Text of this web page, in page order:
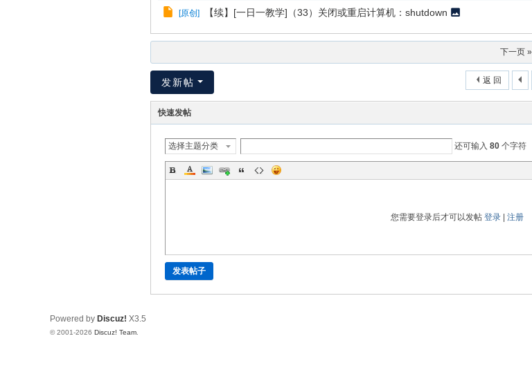
[原创 ] 【续】[一日一教学]（33）关闭或重启计算机：shutdown
下一页 »
返 回
发新帖
快速发帖
选择主题分类 还可输入 80 个字符
您需要登录后才可以发帖 登录| 注册
发表帖子
Powered by Discuz! X3.5
© 2001-2026 Discuz! Team